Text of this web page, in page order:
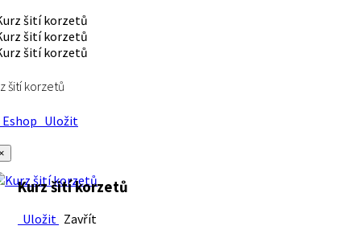
šití korzetů
Uložit
Kurz šití korzetů
Uložit Zavřít